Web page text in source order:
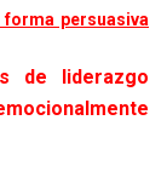
persuasiva
de liderazgo